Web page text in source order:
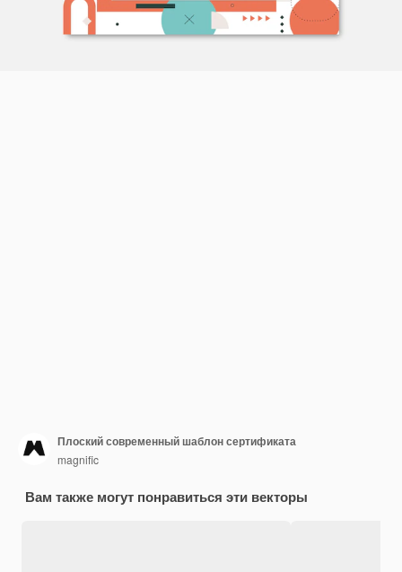
Плоский современный шаблон сертификата
magnific
Вам также могут понравиться эти векторы